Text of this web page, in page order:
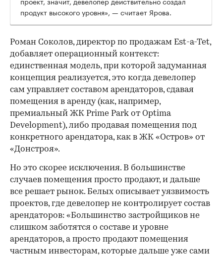
продукт высокого уровня», — считает Ярова.
Роман Соколов, директор по продажам Est-a-Tet,
добавляет операционный контекст:
единственная модель, при которой задуманная
концепция реализуется, это когда девелопер
сам управляет составом арендаторов, сдавая
помещения в аренду (как, например,
премиальный ЖК Prime Park от Optima
Development), либо продавая помещения под
конкретного арендатора, как в ЖК «Остров» от
«Донстроя».
Но это скорее исключения. В большинстве
случаев помещения просто продают, и дальше
все решает рынок. Белых описывает уязвимость
проектов, где девелопер не контролирует состав
арендаторов: «Большинство застройщиков не
слишком заботятся о составе и уровне
арендаторов, а просто продают помещения
частным инвесторам, которые дальше уже сами